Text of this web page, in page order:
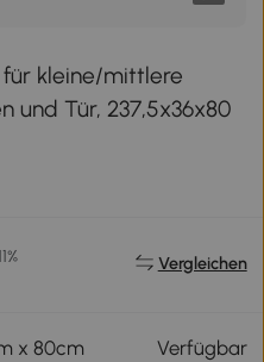
kleine/mittlere
und Tür, 237,5x36x80
Vergleichen
x 80cm Verfügbar